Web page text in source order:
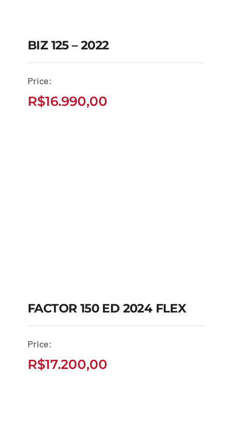
R$16.990,00
BIZ 125 – 2022
Price:
R$16.990,00
FACTOR 150 ED 2024
FLEX
FACTOR 150 ED 2024 FLEX
Price:
R$17.200,00